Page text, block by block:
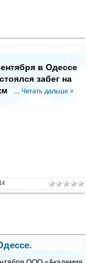
в Одессе
забег на
Читать дальше »